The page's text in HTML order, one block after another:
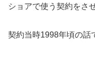
ショアで使う契約をさ
契約当時1998年頃の話